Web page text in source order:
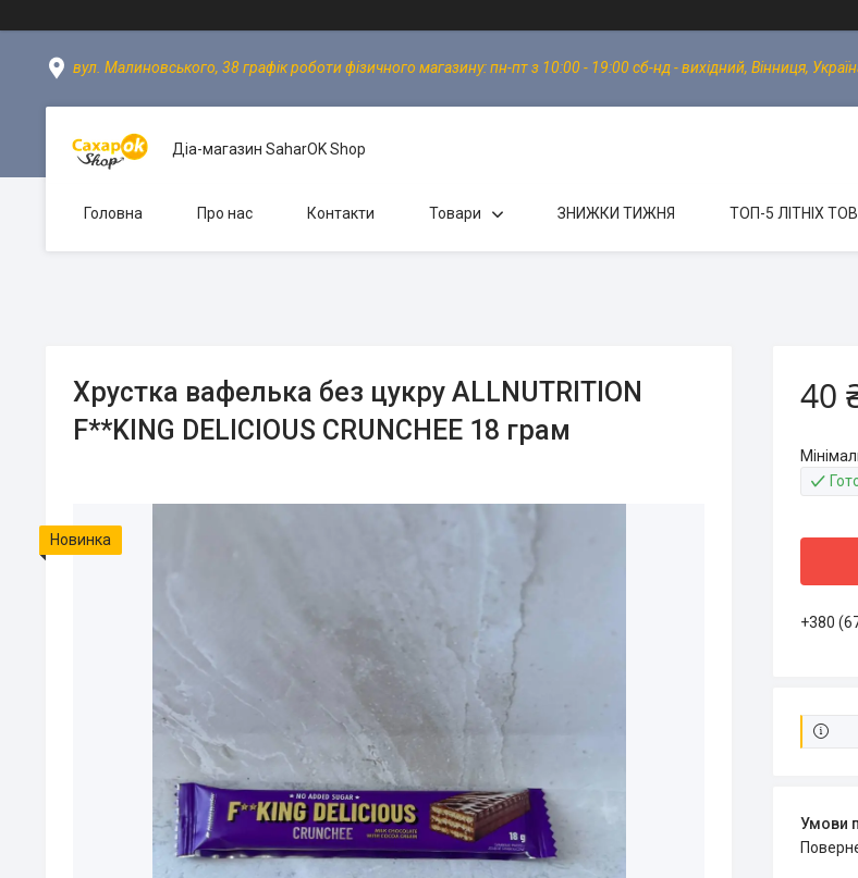
вул. Малиновського, 38 графік роботи фізичного магазину: пн-пт з 10:00 - 19:00 сб-нд - вихідний, Вінниця,
Діа-магазин SaharOK Shop
Головна Про нас Контакти Товари ЗНИЖКИ ТИЖНЯ ТОП-5 ЛІТНІХ
Хрустка вафелька без цукру АLLNUTRITION
F**KING DELICIOUS CRUNCHEE 18 грам
Новинка
40
+380